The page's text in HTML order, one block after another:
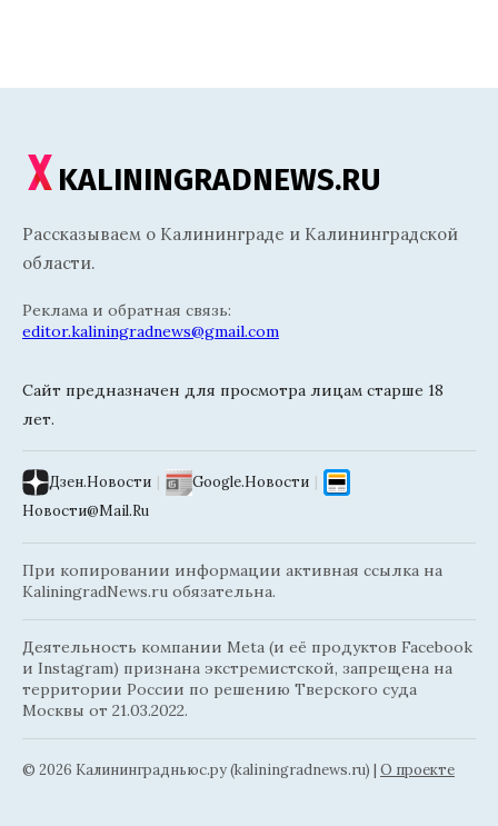
KALININGRADNEWS.RU
Рассказываем о Калининграде и Калининградской
области.
Реклама и обратная связь:
editor.kaliningradnews@gmail.com
Сайт предназначен для просмотра лицам старше 18
лет.
Дзен.Новости | Google.Новости |
Новости@Mail.Ru
При копировании информации активная ссылка на
KaliningradNews.ru обязательна.
Деятельность компании Meta (и её продуктов Facebook
и Instagram) признана экстремистской, запрещена на
территории России по решению Тверского суда
Москвы от 21.03.2022.
© 2026 Калининградньюc.ру (kaliningradnews.ru) | О проекте